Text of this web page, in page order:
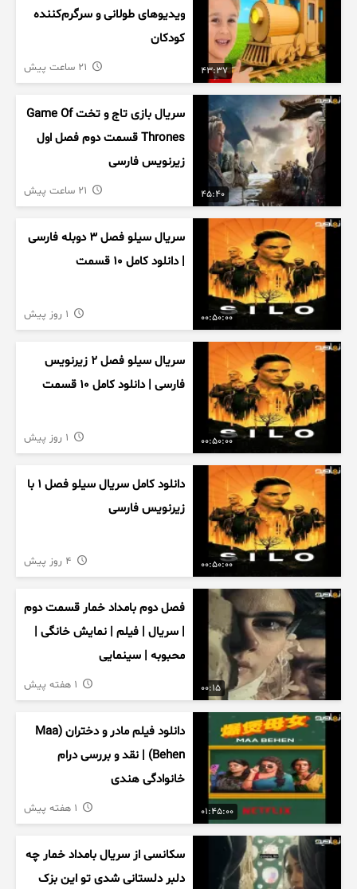
43:37
ویدیوهای طولانی و سرگرم‌کننده
کودکان
45:40
سریال بازی تاج و تخت Game Of
Thrones قسمت دوم فصل اول
زیرنویس فارسی
00:50:00
سریال سیلو فصل ۳ دوبله فارسی
| دانلود کامل ۱۰ قسمت
00:50:00
سریال سیلو فصل ۲ زیرنویس
فارسی | دانلود کامل ۱۰ قسمت
00:50:00
دانلود کامل سریال سیلو فصل ۱ با
زیرنویس فارسی
00:15
فصل دوم بامداد خمار قسمت دوم
| سریال | فیلم | نمایش خانگی |
محبوبه | سینمایی
01:45:00
دانلود فیلم مادر و دختران (Maa
Behen) | نقد و بررسی درام
خانوادگی هندی
سکانسی از سریال بامداد خمار چه
دلبر دلستانی شدی تو این بزک